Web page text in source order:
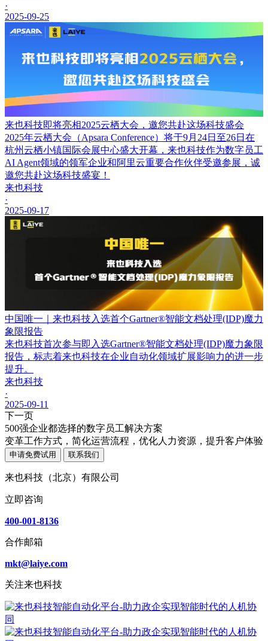
·
2025-09-25
来也科技即将亮相2025云栖大会，邀您共赴这场科技盛会
2025年云栖大会（Apsara Conference）将于9月24日至26日在
杭州云栖小镇国际会展中心盛大开幕，来也科技作为数字员工
AI Agent领域的领军企业和阿里云重要合作伙伴受邀参展，诚
邀您共赴这场科技盛宴！
来也科技
·
2025-09-17
中国唯一｜来也科技入选首个Gartner®智能文档处理(IDP)魔力
象限报告
来也科技首次参与即入选Gartner®智能文档处理(IDP)魔力象限
报告，标志着来也科技在企业自动化领域扩展影响力的进一步
提升。
来也科技
·
2025-09-11
下一页
500强企业都选择的数字员工解决方案
变革工作方式，简化运营流程，优化人力资源，提升客户体验
申请免费试用 联系我们
来也科技（北京）有限公司
立即咨询
400-001-8136
合作邮箱
mkt@laiye.com
关注来也科技